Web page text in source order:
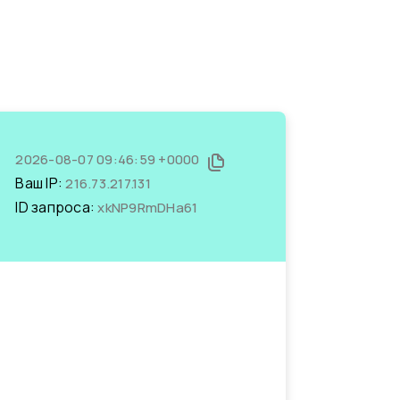
2026-08-07 09:46:59 +0000
Ваш IP:216.73.217.131
ID запроса:xkNP9RmDHa61